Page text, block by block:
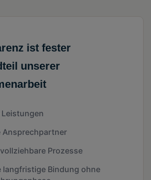
ist fester
unserer
Leistungen
Ansprechpartner
Prozesse
langfristige Bindung ohne